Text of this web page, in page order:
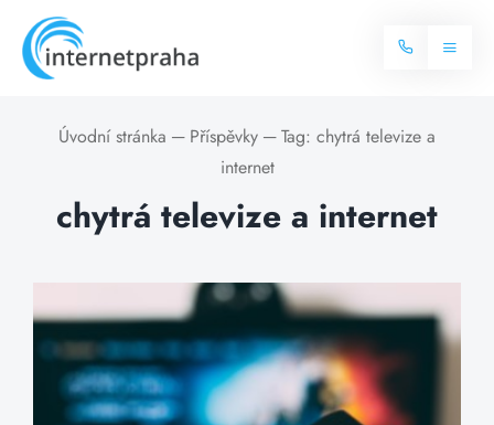
content
Toggle
Více o internetu
Často hledané dotazy
Dostupnost
Blog
Úvodní stránka ─ Příspěvky ─ Tag: chytrá televize a
internet
chytrá televize a internet